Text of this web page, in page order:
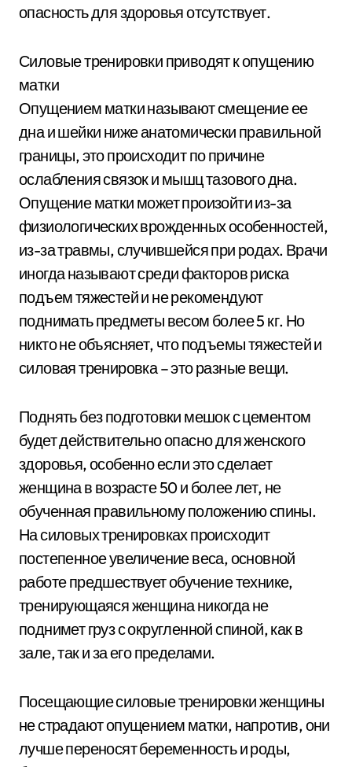
опасность для здоровья отсутствует.
Силовые тренировки приводят к опущению
матки
Опущением матки называют смещение ее
дна и шейки ниже анатомически правильной
границы, это происходит по причине
ослабления связок и мышц тазового дна.
Опущение матки может произойти из-за
физиологических врожденных особенностей,
из-за травмы, случившейся при родах. Врачи
иногда называют среди факторов риска
подъем тяжестей и не рекомендуют
поднимать предметы весом более 5 кг. Но
никто не объясняет, что подъемы тяжестей и
силовая тренировка – это разные вещи.
Поднять без подготовки мешок с цементом
будет действительно опасно для женского
здоровья, особенно если это сделает
женщина в возрасте 50 и более лет, не
обученная правильному положению спины.
На силовых тренировках происходит
постепенное увеличение веса, основной
работе предшествует обучение технике,
тренирующаяся женщина никогда не
поднимет груз с округленной спиной, как в
зале, так и за его пределами.
Посещающие силовые тренировки женщины
не страдают опущением матки, напротив, они
лучше переносят беременность и роды,